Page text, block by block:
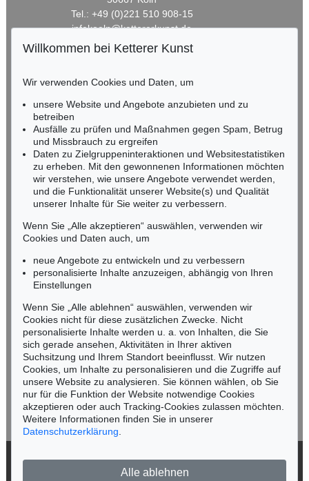
Tel.: +49 (0)221 510 908-15
infokoeln@kettererkunst.de
HESSEN
Miriam Heß
Tel.: +49 (0)62 21 58 80-038
Fax: +49 (0)62 21 58 80-595
infoheidelberg@kettererkunst.de
NORDDEUTSCHLAND
Nico Kassel, M.A.
Mobil: +49 (0)171 8618661
n.kassel@kettererkunst.de
Keine Auktion mehr verpassen!
Wir informieren Sie rechtzeitig.
Jetzt zum Newsletter anmelden >
Willkommen bei Ketterer Kunst
Wir verwenden Cookies und Daten, um
unsere Website und Angebote anzubieten und zu
betreiben
Ausfälle zu prüfen und Maßnahmen gegen Spam, Betrug
und Missbrauch zu ergreifen
Daten zu Zielgruppeninteraktionen und Websitestatistiken
zu erheben. Mit den gewonnenen Informationen möchten
wir verstehen, wie unsere Angebote verwendet werden,
und die Funktionalität unserer Website(s) und Qualität
unserer Inhalte für Sie weiter zu verbessern.
Wenn Sie „Alle akzeptieren“ auswählen, verwenden wir
Cookies und Daten auch, um
neue Angebote zu entwickeln und zu verbessern
personalisierte Inhalte anzuzeigen, abhängig von Ihren
Einstellungen
Wenn Sie „Alle ablehnen“ auswählen, verwenden wir
Cookies nicht für diese zusätzlichen Zwecke. Nicht
personalisierte Inhalte werden u. a. von Inhalten, die Sie
sich gerade ansehen, Aktivitäten in Ihrer aktiven
Suchsitzung und Ihrem Standort beeinflusst. Wir nutzen
Cookies, um Inhalte zu personalisieren und die Zugriffe auf
unsere Website zu analysieren. Sie können wählen, ob Sie
nur für die Funktion der Website notwendige Cookies
akzeptieren oder auch Tracking-Cookies zulassen möchten.
Weitere Informationen finden Sie in unserer
Datenschutzerklärung
Alle ablehnen